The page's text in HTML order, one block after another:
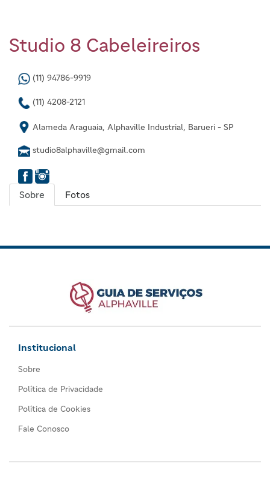
Studio 8 Cabeleireiros
(11) 94786-9919
(11) 4208-2121
Alameda Araguaia, Alphaville Industrial, Barueri - SP
studio8alphaville@gmail.com
Sobre Fotos
Institucional
Sobre
Política de Privacidade
Política de Cookies
Fale Conosco